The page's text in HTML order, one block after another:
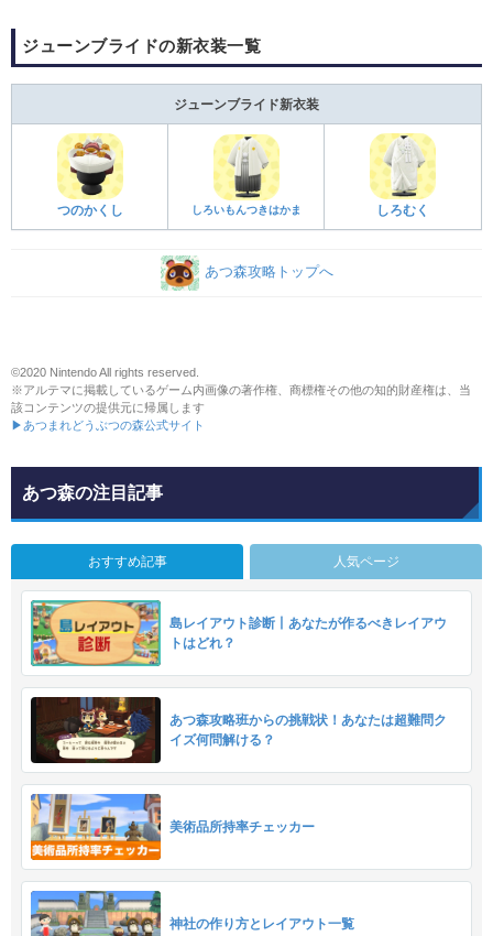
ジューンブライドの新衣装一覧
ジューンブライド新衣装
つのかくし しろいもんつきはかま しろむく
あつ森攻略トップへ
©2020 Nintendo All rights reserved.
※アルテマに掲載しているゲーム内画像の著作権、商標権その他の知的財産権は、当
該コンテンツの提供元に帰属します
▶あつまれどうぶつの森公式サイト
あつ森の注目記事
おすすめ記事 人気ページ
島レイアウト診断丨あなたが作るべきレイアウ
トはどれ？
あつ森攻略班からの挑戦状！あなたは超難問ク
イズ何問解ける？
美術品所持率チェッカー
神社の作り方とレイアウト一覧